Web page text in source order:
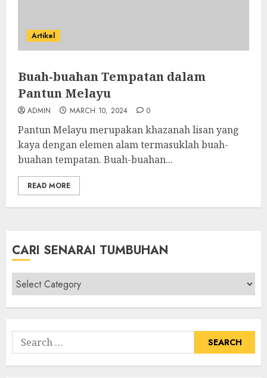
Artikel
Buah-buahan Tempatan dalam
Pantun Melayu
ADMIN MARCH 10, 2024 0
Pantun Melayu merupakan khazanah lisan yang
kaya dengan elemen alam termasuklah buah-
buahan tempatan. Buah-buahan...
READ MORE
CARI SENARAI TUMBUHAN
Cari
Senarai
Tumbuhan
Search
for: